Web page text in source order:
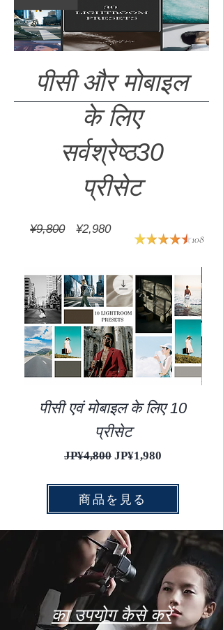
पीसी और मोबाइल
के लिए
सर्वश्रेष्ठ30
प्रीसेट
¥9,800
नियमित
¥2,980बिक्री
108
पीसी एवं मोबाइल के लिए 10
प्रीसेट
नियमित मूल्य
JP¥4,800 बिक्री मूल्य
JP¥1,980
商品を見る
का उपयोग कैसे करें